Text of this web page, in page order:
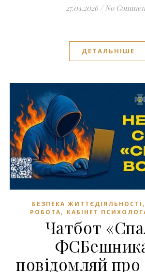
27.04.2026 / No
ДЕТАЛЬНІШЕ
БЕЗПЕКА ЖИТТЄДІЯЛЬНОСТІ ,
РОБОТА, КАБІНЕТ
Чатбот
повідомляй